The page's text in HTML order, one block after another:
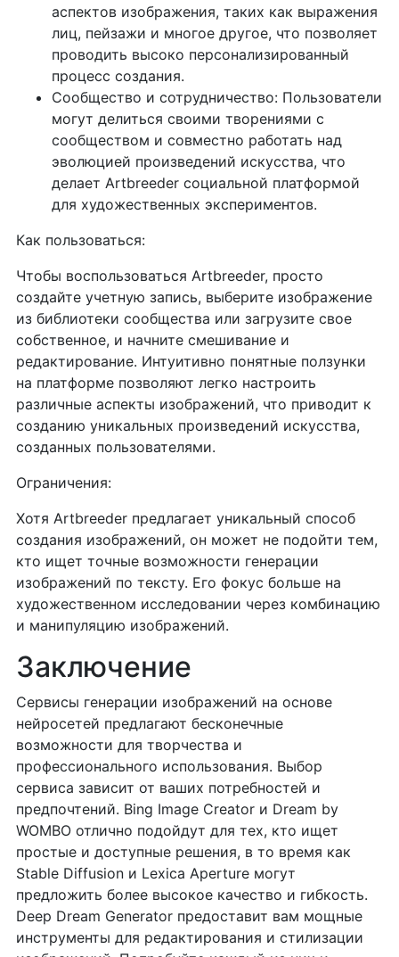
аспектов изображения, таких как выражения
лиц, пейзажи и многое другое, что позволяет
проводить высоко персонализированный
процесс создания.
Сообщество и сотрудничество: Пользователи
могут делиться своими творениями с
сообществом и совместно работать над
эволюцией произведений искусства, что
делает Artbreeder социальной платформой
для художественных экспериментов.
Как пользоваться:
Чтобы воспользоваться Artbreeder, просто
создайте учетную запись, выберите изображение
из библиотеки сообщества или загрузите свое
собственное, и начните смешивание и
редактирование. Интуитивно понятные ползунки
на платформе позволяют легко настроить
различные аспекты изображений, что приводит к
созданию уникальных произведений искусства,
созданных пользователями.
Ограничения:
Хотя Artbreeder предлагает уникальный способ
создания изображений, он может не подойти тем,
кто ищет точные возможности генерации
изображений по тексту. Его фокус больше на
художественном исследовании через комбинацию
и манипуляцию изображений.
Заключение
Сервисы генерации изображений на основе
нейросетей предлагают бесконечные
возможности для творчества и
профессионального использования. Выбор
сервиса зависит от ваших потребностей и
предпочтений. Bing Image Creator и Dream by
WOMBO отлично подойдут для тех, кто ищет
простые и доступные решения, в то время как
Stable Diffusion и Lexica Aperture могут
предложить более высокое качество и гибкость.
Deep Dream Generator предоставит вам мощные
инструменты для редактирования и стилизации